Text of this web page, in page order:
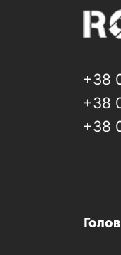
+38
+38
+38